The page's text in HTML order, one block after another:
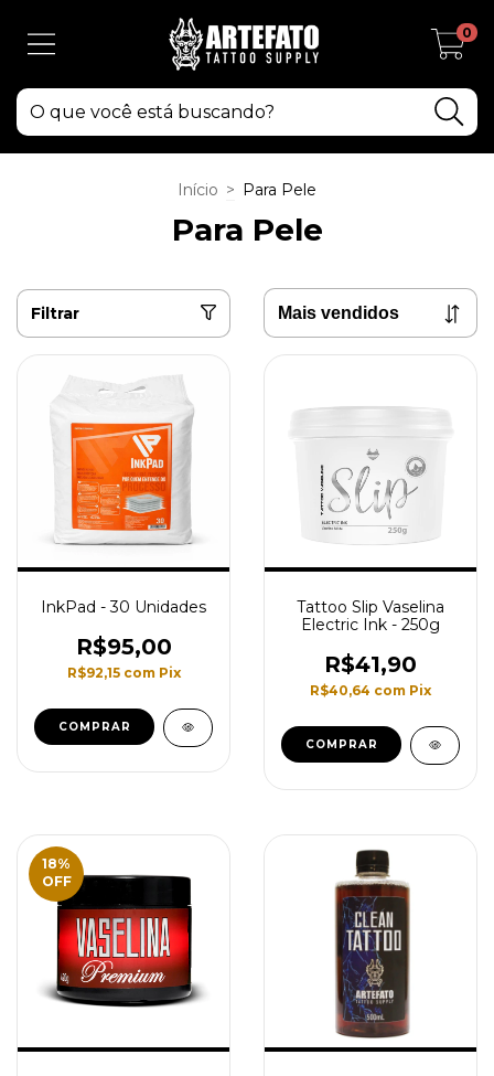
0
Início > Para Pele
Para Pele
Filtrar
InkPad - 30 Unidades
R$95,00
R$92,15 com Pix
Tattoo Slip Vaselina
Electric Ink - 250g
R$41,90
R$40,64 com Pix
18%
OFF